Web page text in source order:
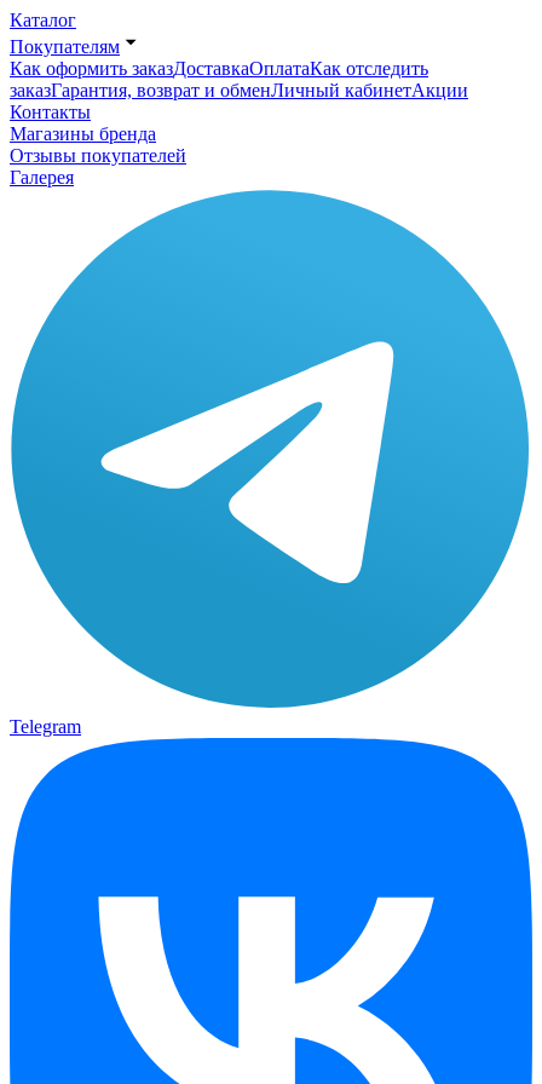
Каталог
Покупателям
Как оформить заказДоставкаОплатаКак отследить
заказГарантия, возврат и обменЛичный кабинетАкции
Контакты
Магазины бренда
Отзывы покупателей
Галерея
Telegram